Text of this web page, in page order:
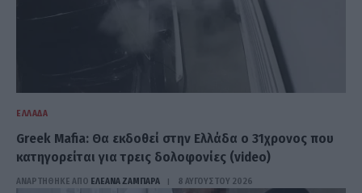
ΕΛΛΆΔΑ
Greek Mafia: Θα εκδοθεί στην Ελλάδα ο 31χρονος που
κατηγορείται για τρεις δολοφονίες (video)
ΑΝΑΡΤΗΘΗΚΕ ΑΠΟ ΕΛΕΑΝΑ ΖΑΜΠΑΡΑ 8 ΑΥΓΟΎΣΤΟΥ 2026